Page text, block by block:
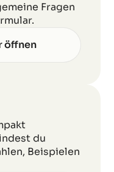
Fragen
öffnen
du
Beispielen